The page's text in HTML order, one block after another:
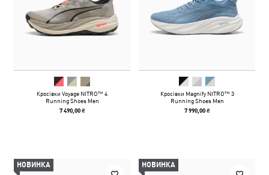
Кросівки Voyage NITRO™ 4
Running Shoes Men
7 490,00 ₴
Кросівки Magnify NITRO™ 3
Running Shoes Men
7 990,00 ₴
НОВИНКА НОВИНКА